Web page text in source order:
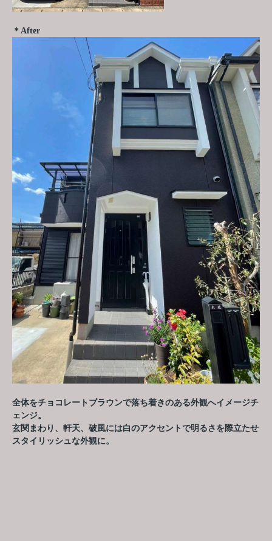
＊After
全体をチョコレートブラウンで落ち着きのある外観へイメージチ
ェンジ。
玄関まわり、軒天、破風には白のアクセントで明るさを際立たせ
スタイリッシュな外観に。